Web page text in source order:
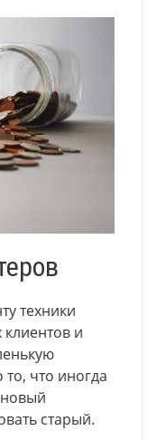
техники
и
что иногда
старый.